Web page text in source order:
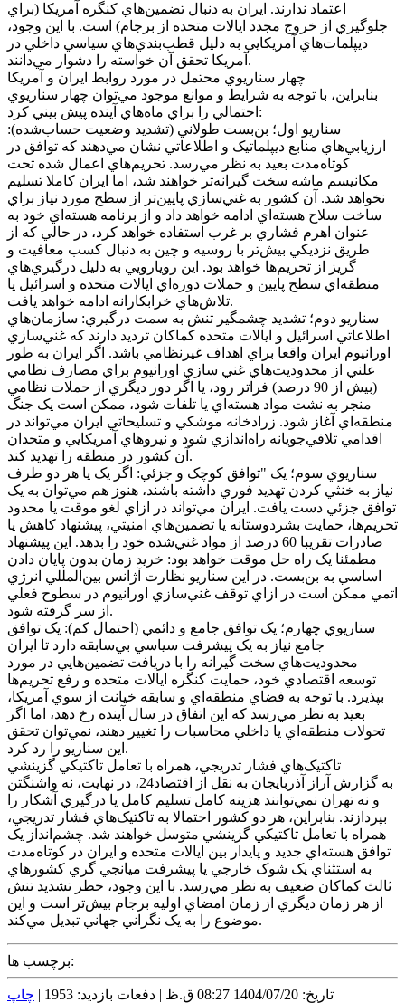
اعتماد ندارند. ايران به دنبال تضمين‌هاي کنگره آمريکا (براي
جلوگيري از خروج مجدد ايالات متحده از برجام) است. با اين وجود،
ديپلمات‌هاي آمريکايي به دليل قطب‌بندي‌هاي سياسي داخلي در
آمريکا تحقق آن خواسته را دشوار مي‌دانند.
چهار سناريوي محتمل در مورد روابط ايران و آمريکا
بنابراين، با توجه به شرايط و موانع موجود مي‌توان چهار سناريوي
احتمالي را براي ماه‌هاي آينده پيش بيني کرد:
سناريو اول؛ بن‌بست طولاني (تشديد وضعيت حساب‌شده):
ارزيابي‌هاي منابع ديپلماتيک و اطلاعاتي نشان مي‌دهند که توافق در
کوتاه‌مدت بعيد به نظر مي‌رسد. تحريم‌هاي اعمال شده تحت
مکانيسم ماشه سخت گيرانه‌تر خواهند شد، اما ايران کاملا تسليم
نخواهد شد. آن کشور به غني‌سازي پايين‌تر از سطح مورد نياز براي
ساخت سلاح هسته‌اي ادامه خواهد داد و از برنامه هسته‌اي خود به
عنوان اهرم فشاري بر غرب استفاده خواهد کرد، در حالي که از
طريق نزديکي بيش‌تر با روسيه و چين به دنبال کسب معافيت و
گريز از تحريم‌ها خواهد بود. اين رويارويي به دليل درگيري‌هاي
منطقه‌اي سطح پايين و حملات دوره‌اي ايالات متحده و اسرائيل يا
تلاش‌هاي خرابکارانه ادامه خواهد يافت.
سناريو دوم؛ تشديد چشمگير تنش به سمت درگيري: سازمان‌هاي
اطلاعاتي اسرائيل و ايالات متحده کماکان ترديد دارند که غني‌سازي
اورانيوم ايران واقعا براي اهداف غيرنظامي باشد. اگر ايران به طور
علني از محدوديت‌هاي غني سازي اورانيوم براي مصارف نظامي
(بيش از 90 درصد) فراتر رود، يا اگر دور ديگري از حملات نظامي
منجر به نشت مواد هسته‌اي يا تلفات شود، ممکن است يک جنگ
منطقه‌اي آغاز شود. زرادخانه موشکي و تسليحاتي ايران مي‌تواند در
اقدامي تلافي‌جويانه راه‌اندازي شود و نيرو‌هاي آمريکايي و متحدان
آن کشور در منطقه را تهديد کند.
سناريوي سوم؛ يک "توافق کوچک و جزئي: اگر يک يا هر دو طرف
نياز به خنثي کردن تهديد فوري داشته باشند، هنوز هم مي‌توان به يک
توافق جزئي دست يافت. ايران مي‌تواند در ازاي لغو موقت يا محدود
تحريم‌ها، حمايت بشردوستانه يا تضمين‌هاي امنيتي، پيشنهاد کاهش يا
صادرات تقريبا 60 درصد از مواد غني‌شده خود را بدهد. اين پيشنهاد
مطمئنا يک راه حل موقت خواهد بود: خريد زمان بدون پايان دادن
اساسي به بن‌بست. در اين سناريو نظارت آژانس بين‌المللي انرژي
اتمي ممکن است در ازاي توقف غني‌سازي اورانيوم در سطوح فعلي
از سر گرفته شود.
سناريوي چهارم؛ يک توافق جامع و دائمي (احتمال کم): يک توافق
جامع نياز به يک پيشرفت سياسي بي‌سابقه دارد تا ايران
محدوديت‌هاي سخت گيرانه را با دريافت تضمين‌هايي در مورد
توسعه اقتصادي خود، حمايت کنگره ايالات متحده و رفع تحريم‌ها
بپذيرد. با توجه به فضاي منطقه‌اي و سابقه خيانت از سوي آمريکا،
بعيد به نظر مي‌رسد که اين اتفاق در سال آينده رخ دهد، اما اگر
تحولات منطقه‌اي يا داخلي محاسبات را تغيير دهند، نمي‌توان تحقق
اين سناريو را رد کرد.
تاکتيک‌هاي فشار تدريجي، همراه با تعامل تاکتيکي گزينشي
به گزارش آراز آذربايجان به نقل از اقتصاد24، در نهايت، نه واشنگتن
و نه تهران نمي‌توانند هزينه کامل تسليم کامل يا درگيري آشکار را
بپردازند. بنابراين، هر دو کشور احتمالا به تاکتيک‌هاي فشار تدريجي،
همراه با تعامل تاکتيکي گزينشي متوسل خواهند شد. چشم‌انداز يک
توافق هسته‌اي جديد و پايدار بين ايالات متحده و ايران در کوتاه‌مدت
به استثناي يک شوک خارجي يا پيشرفت ميانجي گري کشور‌هاي
ثالث کماکان ضعيف به نظر مي‌رسد. با اين وجود، خطر تشديد تنش
از هر زمان ديگري از زمان امضاي اوليه برجام بيش‌تر است و اين
موضوع را به يک نگراني جهاني تبديل مي‌کند.
برچسب ها:
تاریخ: 1404/07/20 08:27 ق.ظ | دفعات بازدید: 1953 | چاپ